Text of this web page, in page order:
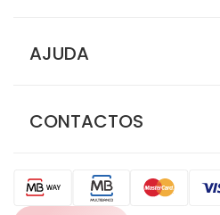
AJUDA
CONTACTOS